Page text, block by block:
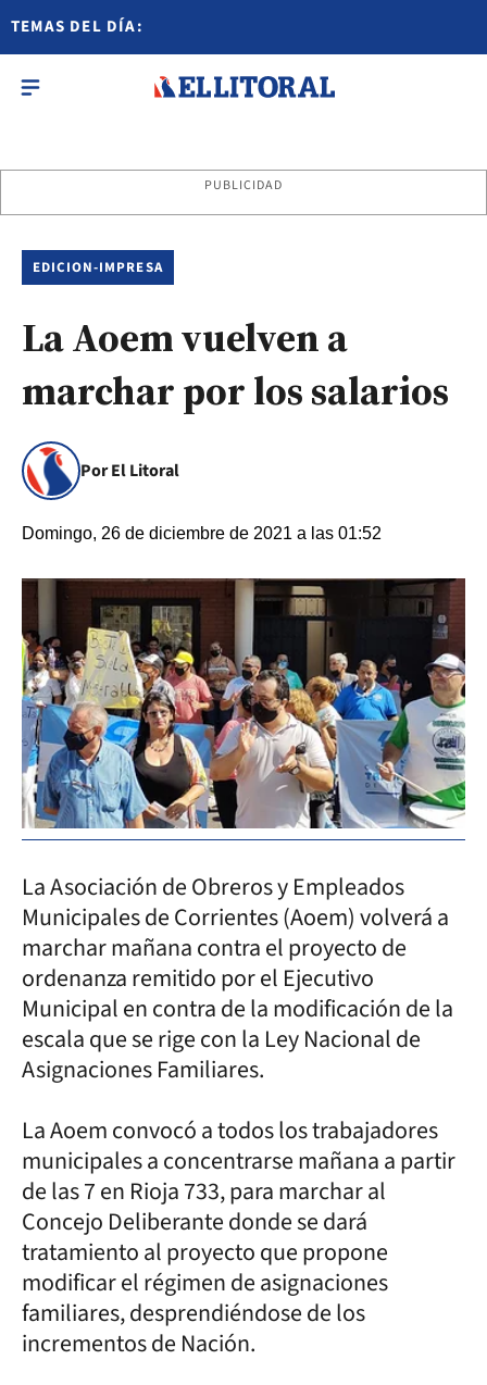
TEMAS DEL DÍA:
PUBLICIDAD
EDICION-IMPRESA
La Aoem vuelven a
marchar por los salarios
Por El Litoral
Domingo, 26 de diciembre de 2021 a las 01:52
La Asociación de Obreros y Empleados
Municipales de Corrientes (Aoem) volverá a
marchar mañana contra el proyecto de
ordenanza remitido por el Ejecutivo
Municipal en contra de la modificación de la
escala que se rige con la Ley Nacional de
Asignaciones Familiares.
La Aoem convocó a todos los trabajadores
municipales a concentrarse mañana a partir
de las 7 en Rioja 733, para marchar al
Concejo Deliberante donde se dará
tratamiento al proyecto que propone
modificar el régimen de asignaciones
familiares, desprendiéndose de los
incrementos de Nación.